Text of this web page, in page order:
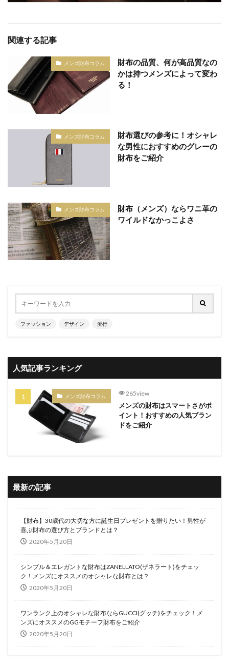
関連する記事
メンズ財布コラム
財布の品質、何が高品質なの
かは持つメンズによって変わ
る！
メンズ財布コラム
財布選びの参考に！オシャレ
な男性におすすめのグレーの
財布をご紹介
メンズ財布コラム
財布（メンズ）ならワニ革の
ワイルドなかっこよさ
ファッション デザイン 流行
人気記事ランキング
メンズ財布コラム 265view
メンズの財布はスマートさがポ
イント！おすすめの人気ブラン
ドをご紹介
最新の記事
【財布】30歳代の大切な方に誕生日プレゼントを贈りたい！男性が
喜ぶ財布の選び方とブランドとは？
2020年5月20日
シンプル＆エレガントな財布はZANELLATO(ザネラート)をチェッ
ク！メンズにオススメのオシャレな財布とは？
2020年5月20日
ワンランク上のオシャレな財布ならGUCCI(グッチ)をチェック！メ
ンズにオススメのGGモチーフ財布をご紹介
2020年5月20日